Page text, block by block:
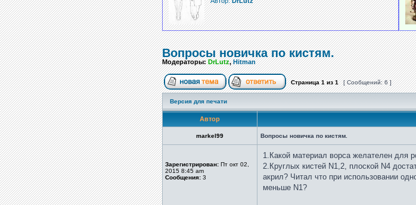
Вопросы новичка по кистям.
Модераторы:DrLutz,Hitman
Страница1из1 [ Сообщений: 6 ]
Версия для печати
Автор
markel99 Вопросы новичка по кистям.
Зарегистрирован: Пт окт 02,
2015 8:45 am
Сообщения: 3
1.Какой материал ворса желателен для
2.Круглых кистей N1,2, плоской N4
акрил? Читал что при использовании
меньше N1?